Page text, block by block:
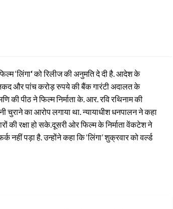
‘लिंगा‘को रिलीज की अनुमति दे दी है. आदेश के
और पांच करोड़ रुपये की बैंक गारंटी अदालत के
की पीठ ने फिल्म निर्माता के. आर. रवि रथिनाम की
चुराने का आरोप लगाया था. न्यायाधीश धनपालन ने कहा
की रक्षा हो सके.दूसरी ओर फिल्म के निर्माता वेंकटेश ने
पड़ा है. उन्होंने कहा कि ‘लिंगा’ शुक्रवार को वर्ल्ड